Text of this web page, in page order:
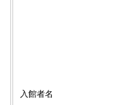
入館者名